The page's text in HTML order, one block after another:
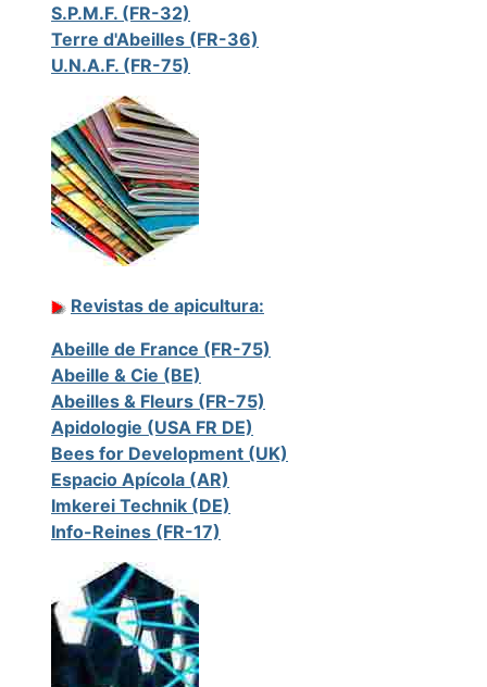
S.P.M.F. (FR-32)
Terre d'Abeilles (FR-36)
U.N.A.F. (FR-75)
Revistas de apicultura:
Abeille de France (FR-75)
Abeille & Cie (BE)
Abeilles & Fleurs (FR-75)
Apidologie (USA FR DE)
Bees for Development (UK)
Espacio Apícola (AR)
Imkerei Technik (DE)
Info-Reines (FR-17)